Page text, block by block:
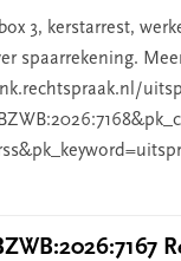
3, kerstarrest,
spaarrekening.